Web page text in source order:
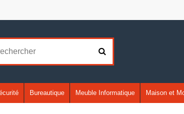
Bureautique Meuble Informatique Maison et